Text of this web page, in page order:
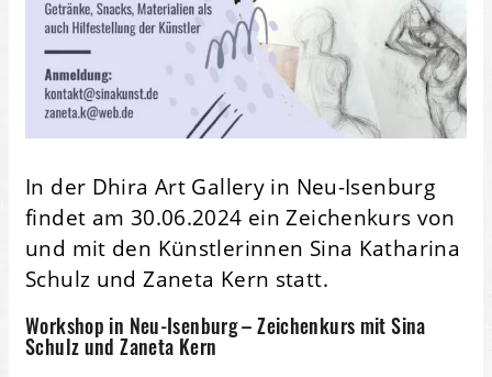
In der Dhira Art Gallery in Neu-Isenburg
findet am 30.06.2024 ein Zeichenkurs von
und mit den Künstlerinnen Sina Katharina
Schulz und Zaneta Kern statt.
Workshop in Neu-Isenburg – Zeichenkurs mit Sina
Schulz und Zaneta Kern